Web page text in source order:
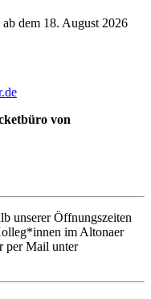
dem 18. August 2026
von
unserer Öffnungszeiten
im Altonaer
per Mail unter